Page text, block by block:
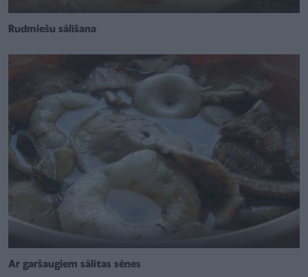
Rudmiešu sālīšana
Ar garšaugiem sālītas sēnes